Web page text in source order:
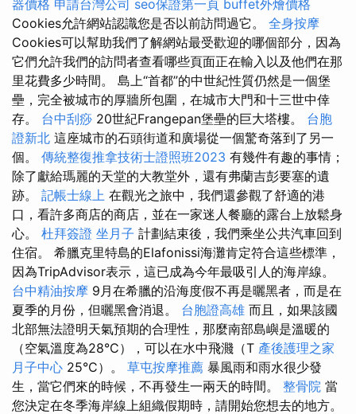
器價格 申請台灣公司 seo保證第一頁 buffet外燴價格
Cookies允許網站認識您是否以前訪問過它。 全身按摩
Cookies可以幫助我們了解網站最受歡迎的哪個部分，因為
它們允許我們的訪問者查看哪些頁面正在輸入以及他們在那
里花費多少時間。 島上“首都”的中世紀性質仍然是一個堡
壘，完全被城市的厚牆所包圍，在城市大門和十三世中倖
存。 台中刮痧 20世紀Frangepan堡壘的巨大塔樓。 台胞
證新北 這座城市的石頭街道和廣場從一個驚奇落到了另一
個。 傳統整復推拿技術士證照班2023 有幾件有趣的事情；
除了獻給瑪麗的天堂的大教堂外，還有弗蘭吉彭要塞的遺
跡。 記帳士線上 在觀光之旅中，我們還參觀了舒適的港
口，看許多商店的商店，並在一家迷人餐廳的露台上放鬆身
心。 杜拜簽證 坐月子 計劃結束後，我們乘坐公共汽車回到
住宿。 希臘克里特島的Elafonissi海灘肯定符合這些標準，
因為TripAdvisor表示，這已成為今年最吸引人的海岸線。
台中精油按摩 9月在希臘的沿海度假不再是曬黑者，而是在
夏季的月份，但曬黑會消退。 台胞證高雄 而且，如果該國
北部無法證明天氣預期的合理性，那麼南部島嶼是溫暖的
（空氣溫度為28°C），可以在水中飛濺（T 產後護理之家
月子中心 25°C）。 草屯按摩推薦 暴風雨和雨水很少發
生，當它們來的時候，不再發生一兩天的時間。 整骨院 當
您決定在冬季海岸線上組織假期時，請開始您想去的地方。